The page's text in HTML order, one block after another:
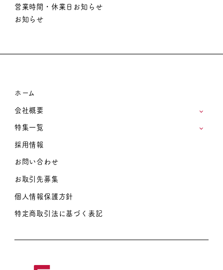
営業時間・休業日お知らせ
お知らせ
ホーム
会社概要
特集一覧
採用情報
お問い合わせ
お取引先募集
個人情報保護方針
特定商取引法に基づく表記